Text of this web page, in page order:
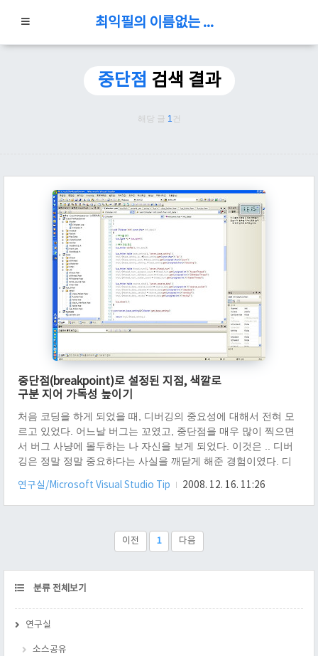
최익필의 이름없는 블로그
중단점 검색 결과
해당 글 1 건
중단점(breakpoint)로 설정된 지점, 색깔로
구분 지어 가독성 높이기
처음 코딩을 하게 되었을 때, 디버깅의 중요성에 대해서 전혀 모
르고 있었다. 어느날 버그는 꼬였고, 중단점을 매우 많이 찍으면
서 버그 사냥에 몰두하는 나 자신을 보게 되었다. 이것은 .. 디버
깅은 정말 정말 중요하다는 사실을 깨닫게 해준 경험이였다. 디
에 들어왔으면 좋겠다는 생각이 들기 시작했다. 결국 옵션에 이
런것이 있지 않을까? 란 궁금증이 들게 되었고, ... 옵션을 가게
션을 클릭 한다. 다음과 같은 화면이 나오면, "디버깅 탭"으로 이
동 한다. "디버깅 탭"에서 "일반 탭" 으로 이동 한다. 이 곳의 세부
연구실/Microsoft Visual Studio Tip 2008. 12. 16. 11:26
이전 1 다음
CATEGORY
분류 전체보기
연구실
소스공유